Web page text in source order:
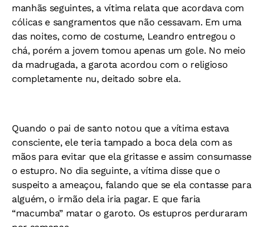
manhãs seguintes, a vítima relata que acordava com
cólicas e sangramentos que não cessavam. Em uma
das noites, como de costume, Leandro entregou o
chá, porém a jovem tomou apenas um gole. No meio
da madrugada, a garota acordou com o religioso
completamente nu, deitado sobre ela.
Quando o pai de santo notou que a vítima estava
consciente, ele teria tampado a boca dela com as
mãos para evitar que ela gritasse e assim consumasse
o estupro. No dia seguinte, a vítima disse que o
suspeito a ameaçou, falando que se ela contasse para
alguém, o irmão dela iria pagar. E que faria
“macumba” matar o garoto. Os estupros perduraram